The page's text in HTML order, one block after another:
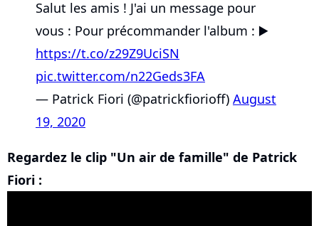
Salut les amis ! J'ai un message pour
vous : Pour précommander l'album : ▶️
https://t.co/z29Z9UciSN
pic.twitter.com/n22Geds3FA
— Patrick Fiori (@patrickfiorioff) August
19, 2020
Regardez le clip "Un air de famille" de Patrick
Fiori :